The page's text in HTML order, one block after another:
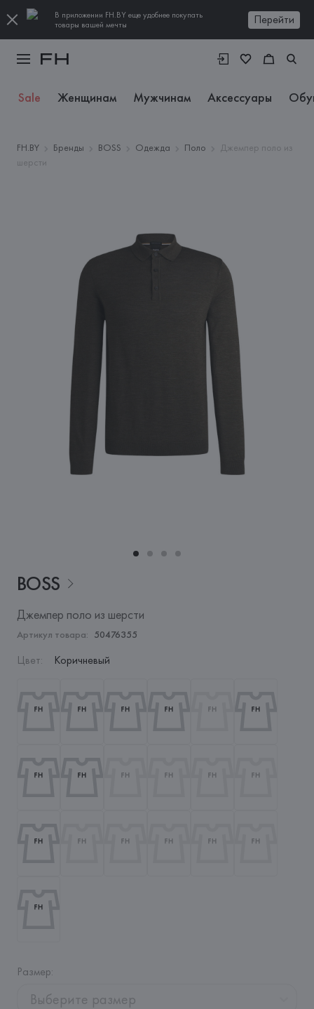
В приложении FH.BY еще удобнее покупать
товары вашей мечты
Перейти
Sale Женщинам Мужчинам Аксессуары
FH.BY Бренды BOSS Одежда Поло
Джемпер поло из
шерсти
BOSS
Джемпер поло из шерсти
Артикул товара: 50476355
Цвет: Коричневый
Размер:
Выберите размер